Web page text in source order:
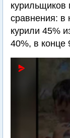
курильщиков
сравнения: в
курили 45%
40%, в конце